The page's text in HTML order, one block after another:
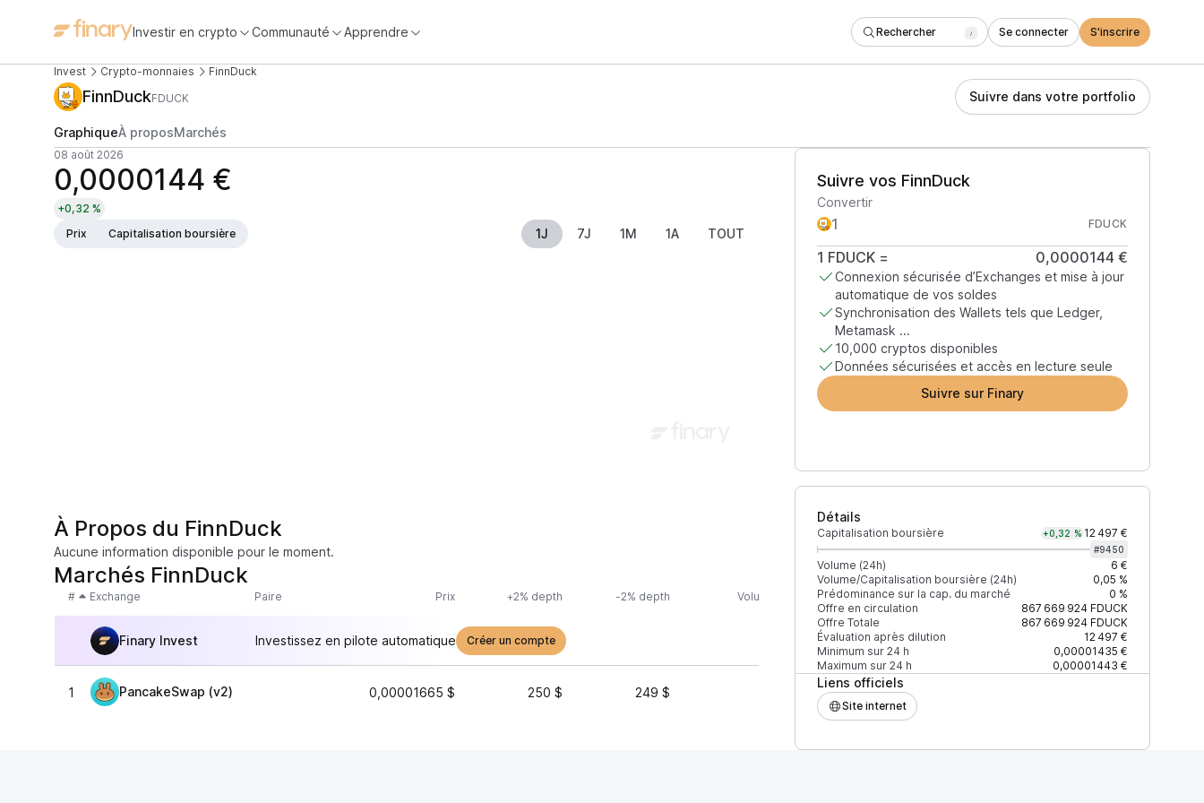
Investir en crypto Communauté Apprendre Rechercher / Se connecter S'inscrire
Invest Crypto-monnaies FinnDuck
FinnDuckFDUCK Suivre dans votre portfolio
GraphiqueÀ proposMarchés
08 août 2026
0,0000144 €
+0,32 %
Prix
Capitalisation boursière 1J 7J 1M 1A TOUT
Suivre vos FinnDuck
Convertir
FDUCK
1 FDUCK= 0,0000144 €
Connexion sécurisée d’Exchanges et mise à jour
automatique de vos soldes
Synchronisation des Wallets tels que Ledger,
Metamask ...
10,000 cryptos disponibles
Données sécurisées et accès en lecture seule
Suivre sur Finary
Détails
Capitalisation boursière +0,32 % 12 497 €
#9450
Volume (24h)
6 €
Volume/Capitalisation boursière (24h)
0,05 %
Prédominance sur la cap. du marché
0 %
Offre en circulation
867 669 924FDUCK
Offre Totale
867 669 924FDUCK
Évaluation après dilution
12 497 €
Minimum sur 24 h
0,00001435 €
Maximum sur 24 h
0,00001443 €
Liens officiels
Site internet
À Propos du FinnDuck
Aucune information disponible pour le moment.
Marchés FinnDuck
# Exchange Paire Prix +2% depth -2% depth Volume (24h) % du volume Confiance Mis à jour
Finary Invest Investissez en pilote automatique Créer un compte
1 PancakeSwap (v2) 0,00001665 $ 250 $ 249 $ 100 %